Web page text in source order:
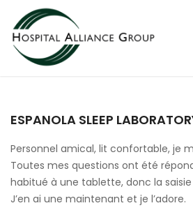
ESPANOLA SLEEP
Personnel amical, lit confortable, je
Toutes mes questions ont été
habitué à une tablette, donc la
J’en ai une maintenant et je l’adore.